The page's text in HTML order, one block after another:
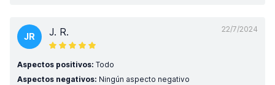
22/7/2024
JR J. R.
Aspectos positivos: Todo
Aspectos negativos: Ningún aspecto negativo